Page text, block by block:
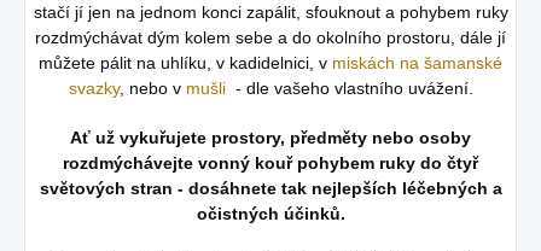
stačí jí jen na jednom konci zapálit, sfouknout a pohybem ruky
rozdmýchávat dým kolem sebe a do okolního prostoru, dále jí
můžete pálit na uhlíku, v kadidelnici, v miskách na šamanské
svazky, nebo v mušli- dle vašeho vlastního uvážení.
Ať už vykuřujete prostory, předměty nebo osoby
rozdmýchávejte vonný kouř pohybem ruky do čtyř
světových stran - dosáhnete tak nejlepších léčebných a
očistných účinků.